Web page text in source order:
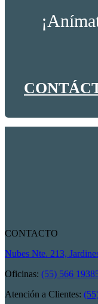
CONTACTO
Nubes Nte. 213,
Oficinas: (55) 566
Atención a Clientes: